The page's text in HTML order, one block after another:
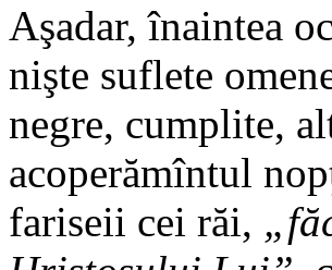
Aşadar, înaintea
nişte suflete
negre, cumplite,
acoperămîntul
fariseii cei răi,